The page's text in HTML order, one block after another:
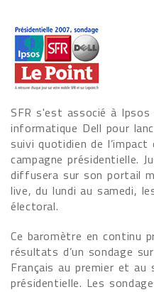
SFR s'est associé à
informatique Dell pour
suivi quotidien de l’impact
campagne présidentielle.
diffusera sur son portail
live, du lundi au samedi,
électoral.
Ce baromètre en continu
résultats d’un sondage
Français au premier et au
présidentielle. Les